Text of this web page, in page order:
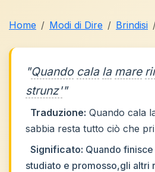
Home Modi di Dire Brindisi
"Quando cala la mare
strunz'"
Traduzione: Quando cala
sabbia resta tutto ciò che
Significato: Quando
studiato e promosso,gli altri